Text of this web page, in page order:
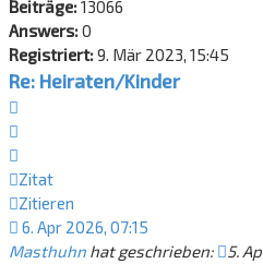
Beiträge:13066
Answers:0
Registriert:9. Mär 2023, 15:45
Re: Heiraten/Kinder
Zitat
Zitieren
6. Apr 2026, 07:15
Masthuhn hat geschrieben: 5.